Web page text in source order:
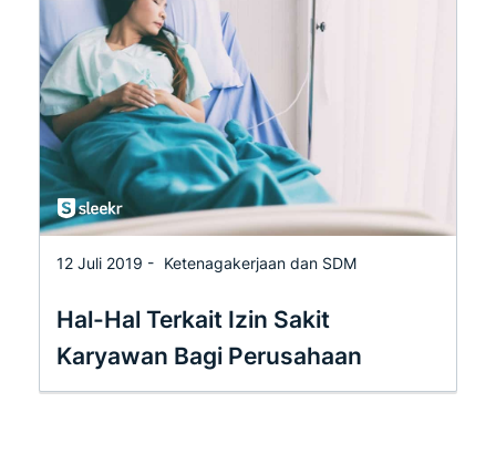
12 Juli 2019 - Ketenagakerjaan dan SDM
Hal-Hal Terkait Izin Sakit
Karyawan Bagi Perusahaan